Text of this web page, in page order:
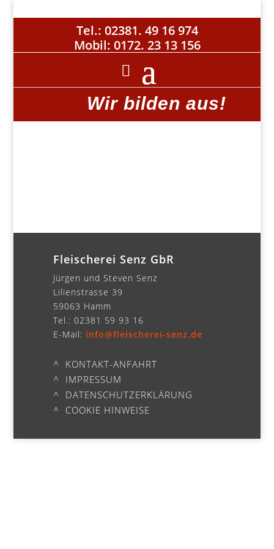
Tel.: 02381. 49 16 974
Mobil: 0172. 23 13 156
Wir bilden aus!
Fleischerei Senz GbR
Jürgen und Steven Senz
Lilienstrasse 39
59063 Hamm
Tel.: 02381 59 93 16
E-Mail: info@fleischerei-senz.de
KONTAKT-ANFAHRT
IMPRESSUM
DATENSCHUTZERKLÄRUNG
COOKIE HINWEISE